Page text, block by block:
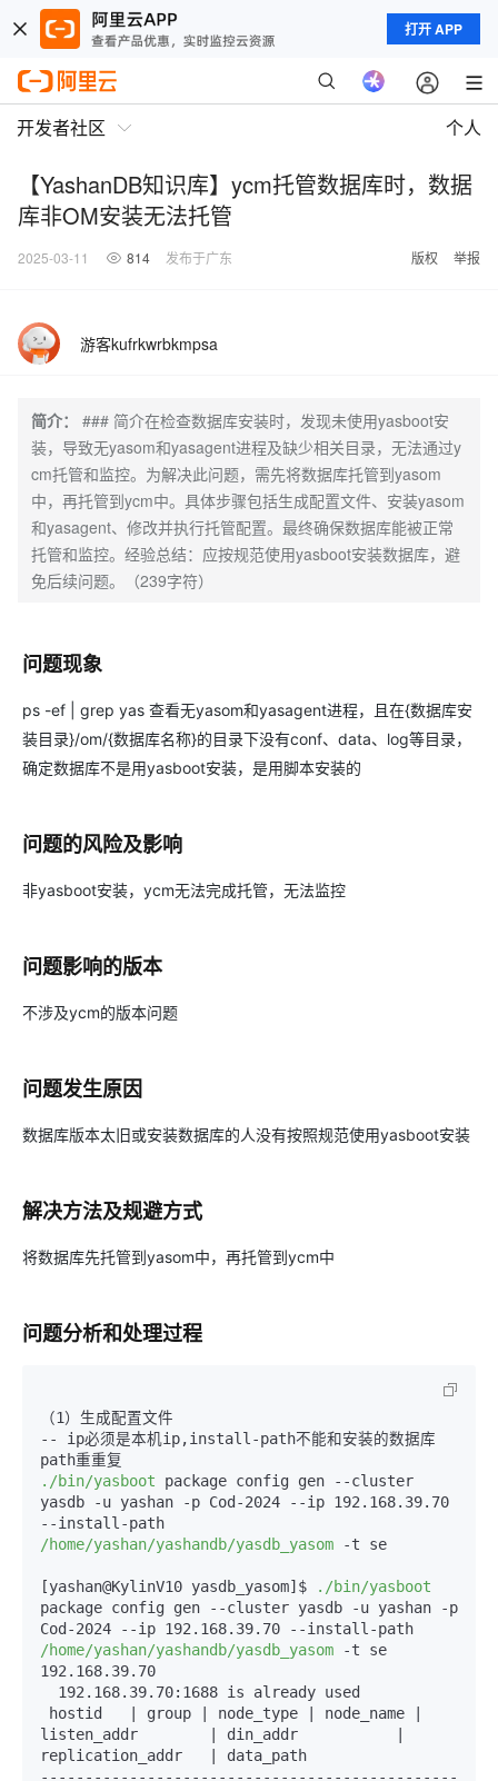
打开 APP
开发者社区 个人
【YashanDB知识库】ycm托管数据库时，数据
库非OM安装无法托管
2025-03-11 814 发布于广东 版权 举报
游客kufrkwrbkmpsa
简介：
### 简介在检查数据库安装时，发现未使用yasboot安
装，导致无yasom和yasagent进程及缺少相关目录，无法通过y
cm托管和监控。为解决此问题，需先将数据库托管到yasom
中，再托管到ycm中。具体步骤包括生成配置文件、安装yasom
和yasagent、修改并执行托管配置。最终确保数据库能被正常
托管和监控。经验总结：应按规范使用yasboot安装数据库，避
免后续问题。（239字符）
问题现象
ps -ef | grep yas 查看无yasom和yasagent进程，且在{数据库安
装目录}/om/{数据库名称}的目录下没有conf、data、log等目录，
确定数据库不是用yasboot安装，是用脚本安装的
问题的风险及影响
非yasboot安装，ycm无法完成托管，无法监控
问题影响的版本
不涉及ycm的版本问题
问题发生原因
数据库版本太旧或安装数据库的人没有按照规范使用yasboot安装
解决方法及规避方式
将数据库先托管到yasom中，再托管到ycm中
问题分析和处理过程
（1）生成配置文件
-- ip必须是本机ip,install-path不能和安装的数据库
./bin/yasboot package config gen
--cluster
yasdb -u yashan -p Cod-2024
--ip
--install-path
/home/yashan/yashandb/yasdb_yasom -t se
[yashan@KylinV10 yasdb_yasom]$
./bin/yasboot
package config gen
--cluster yasdb -u yashan -p
Cod-2024
--ip 192.168.39.70
--install-path
/home/yashan/yashandb/yasdb_yasom -t se
192.168.39.70
  192.168.39.70
:1688 is already used
listen_addr        | din_addr           |
-----------------------------------------------